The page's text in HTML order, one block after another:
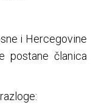
i Hercegovine
postane članica